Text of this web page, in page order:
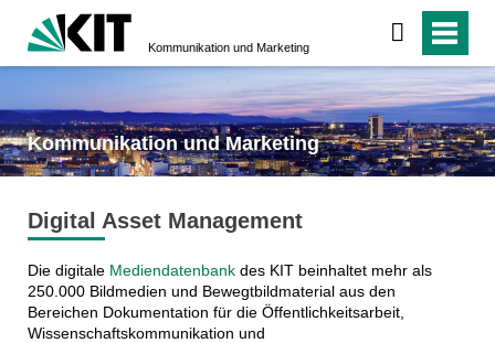
Kommunikation und Marketing
Kommunikation und Marketing
Digital Asset Management
Die digitale Mediendatenbankdes KIT beinhaltet mehr als
250.000 Bildmedien und Bewegtbildmaterial aus den
Bereichen Dokumentation für die Öffentlichkeitsarbeit,
Wissenschaftskommunikation und